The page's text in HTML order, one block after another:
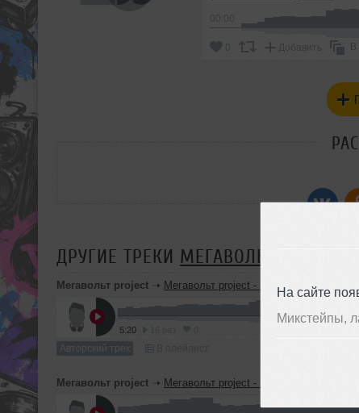
На сайте
Микстейпы,
Добавить
ДРУГИЕ ТРЕКИ МЕГАВОЛЬТ PROJECT
Мегавольт project ➝ Мегавольт project - My Dream
5:20
Авторский трек
Мегавольт project ➝ Мегавольт project - Run for me